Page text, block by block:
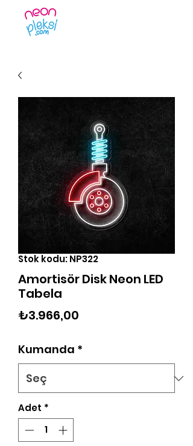
Stok kodu: NP322
Amortisör Disk Neon LED
Tabela
₺3.966,00
Kumanda *
Adet *